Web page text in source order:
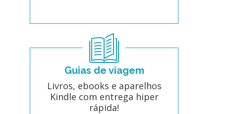
Guias de viagem
Livros, ebooks e aparelhos
Kindle com entrega hiper
rápida!